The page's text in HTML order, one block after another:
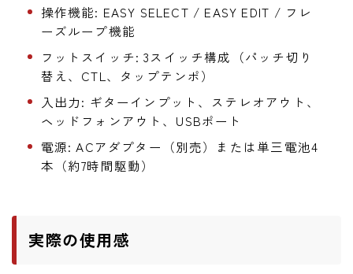
操作機能: EASY SELECT / EASY EDIT / フレ
ーズループ機能
フットスイッチ: 3スイッチ構成（パッチ切り
替え、CTL、タップテンポ）
入出力: ギターインプット、ステレオアウト、
ヘッドフォンアウト、USBポート
電源: ACアダプター（別売）または単三電池4
本（約7時間駆動）
実際の使用感